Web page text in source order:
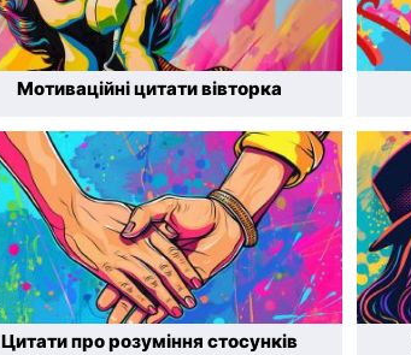
Мотиваційні цитати вівторка
Цитати про розуміння стосунків